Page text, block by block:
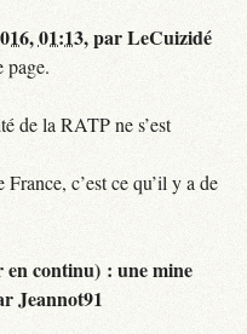
01:13,parLeCuizidé
page.
de la RATP ne s’est
c’est ce qu’il y a de
continu) : une mine
Jeannot91